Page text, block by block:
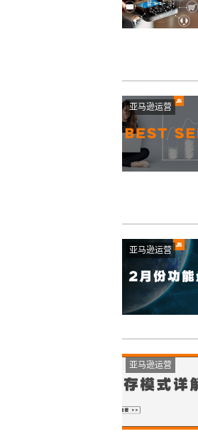
亚马逊运营
亚马逊运营
亚马逊运营